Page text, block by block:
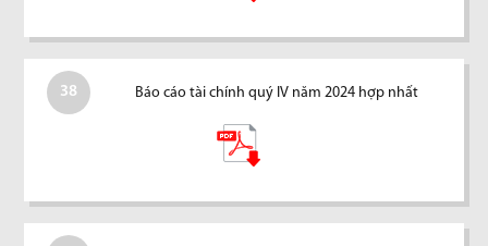
38 Báo cáo tài chính quý IV năm 2024 hợp nhất